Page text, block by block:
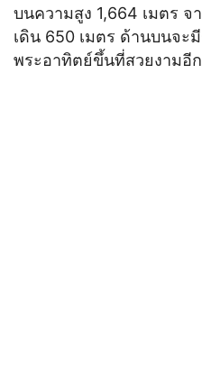
บนความสูง 1,664 เมตร จ
เดิน 650 เมตร ด้านบนจะ
พระอาทิตย์ขึ้นที่สวยงามอี